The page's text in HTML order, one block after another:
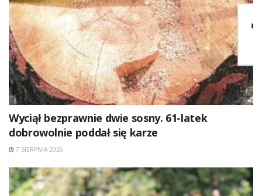
Wyciął bezprawnie dwie sosny. 61-latek
dobrowolnie poddał się karze
7 SIERPNIA 2026